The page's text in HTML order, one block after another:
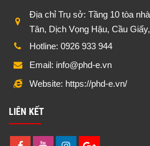
Địa chỉ Trụ sở: Tầng 10 tòa
Tân, Dịch Vọng Hậu, Cầu
Hotline: 0926 933 944
Email: info@phd-e.vn
Website: https://phd-e.vn/
LIÊN KẾT